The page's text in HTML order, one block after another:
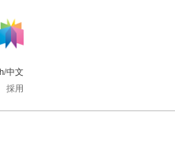
採用
/中文